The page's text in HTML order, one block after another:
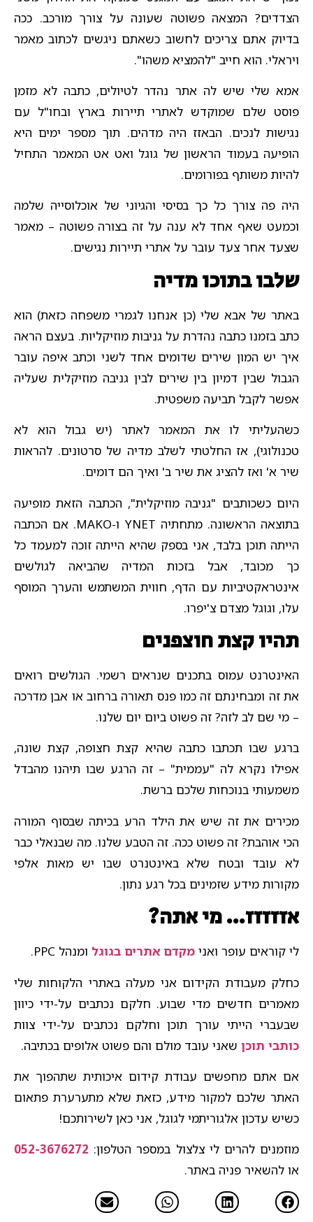
הצדדים? המצאה פשוטה שעונה על צורך מורכב. ככה
בדיוק אתם צריכים לחשוב כשאתם ניגשים לכתוב מאמר
ויראלי. הוא חייב "להמציא משהו".
אמא שלי שיש לה אתר נהדר לטיולים, כתבה לא מזמן
פוסט שלם שמוקדש לאתרי תיירות בארץ ובחו"ל עם
נגישות לנכים. הבאזז היה מדהים. תוך מספר ימים היא
הופיעה בעמוד הראשון של גוגל ואט אט המאמר התחיל
להיות משותף בפורומים.
היה פה צורך כל כך בסיסי והגיוני של אוכלוסייה שלמה
וכמעט שאף אחד לא ענה על זה בצורה פשוטה – מאמר
שצעד אחר צעד עובר על אתרי תיירות נגישים.
שלבו בתוכו מדיה
באתר של אבא שלי (כן אנחנו לגמרי משפחה כזאת) הוא
כתב בזמנו כתבה נהדרת על גניבות מוזיקליות. בעצם הראה
איך יש המון שירים שדומים אחד לשני וכתב איפה עובר
הגבול שבין דמיון בין שירים לבין גניבה מוזיקלית שעליה
אפשר לקבל תביעה משפטית.
כשהעליתי לו את המאמר לאתר (יש גבול הוא לא
טכנולוגי), אז החלטתי לשלב מדיה של סרטונים. להראות
שיר א' ואז להציג את שיר ב' ואיך הם דומים.
היום כשכותבים "גניבה מוזיקלית", הכתבה הזאת מופיעה
בתוצאה הראשונה. מתחתיה YNET ו-MAKO. אם הכתבה
הייתה תוכן בלבד, אני בספק שהיא הייתה זוכה למעמד כל
כך מכובד, אבל בזכות המדיה שהביאה לגולשים
אינטראקטיביות עם הדף, חווית המשתמש והערך המוסף
עלו, וגוגל מצדם צ'יפרו.
תהיו קצת חוצפנים
האינטרנט עמוס בתכנים שנראים רשמי. הגולשים רואים
את זה ומבחינתם זה כמו פנס תאורה ברחוב או אבן מדרכה
– מי שם לב לזה? זה פשוט ביום יום שלנו.
ברגע שבו תכתבו כתבה שהיא קצת חצופה, קצת שונה,
אפילו נקרא לה "עממית" – זה הרגע שבו תיהנו מהבדל
משמעותי בנוכחות שלכם ברשת.
מכירים את זה שיש את הילד הרע בכיתה שבסוף המורה
הכי אוהבת? זה פשוט ככה. זה הטבע שלנו. מה שבנאלי כבר
לא עובד ובטח שלא באינטנרט שבו יש מאות אלפי
מקורות מידע שזמינים בכל רגע נתון.
אזזזזז… מי אתה?
לי קוראים עופר ואני מקדם אתרים בגוגל ומנהל PPC.
כחלק מעבודת הקידום אני מעלה באתרי הלקוחות שלי
מאמרים חדשים מדי שבוע. חלקם נכתבים על-ידי כיוון
שבעברי הייתי עורך תוכן וחלקם נכתבים על-ידי צוות
כותבי תוכן שאני עובד מולם והם פשוט אלופים בכתיבה.
אם אתם מחפשים עבודת קידום איכותית שתהפוך את
האתר שלכם למקור מידע, כזאת שלא מתערערת פתאום
כשיש עדכון אלגוריתמי לגוגל, אני כאן לשירותכם!
מוזמנים להרים לי צלצול במספר הטלפון: 052-3676272
או להשאיר פניה באתר.